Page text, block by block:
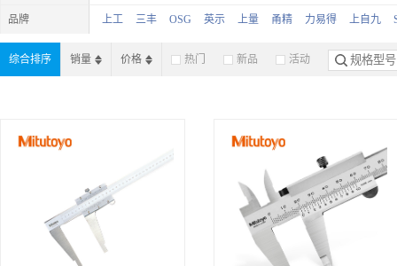
品牌 上工 三丰 OSG 英示 上量 甬精 力易得 上自九
旌量
综合排序 销量 价格 热门 新品 活动